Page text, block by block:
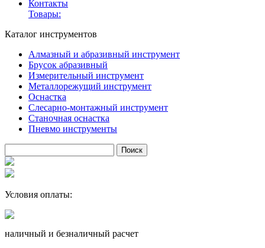
Контакты
Товары:
Каталог инструментов
Алмазный и абразивный инструмент
Брусок абразивный
Измерительный инструмент
Металлорежущий инструмент
Оснастка
Слесарно-монтажный инструмент
Станочная оснастка
Пневмо инструменты
Условия оплаты:
наличный и безналичный расчет